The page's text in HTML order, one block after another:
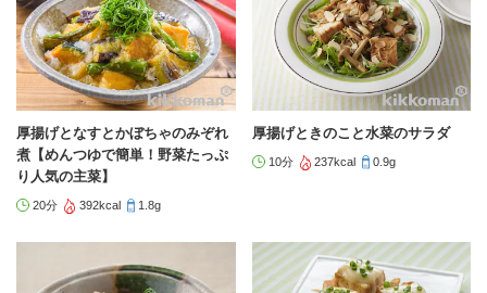
厚揚げとなすとかぼちゃのみぞれ
煮【めんつゆで簡単！野菜たっぷ
り人気の主菜】
20分 392kcal 1.8g
厚揚げときのこと水菜のサラダ
10分 237kcal 0.9g